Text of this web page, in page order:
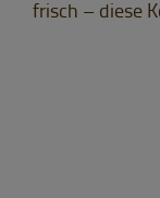
frisch – diese